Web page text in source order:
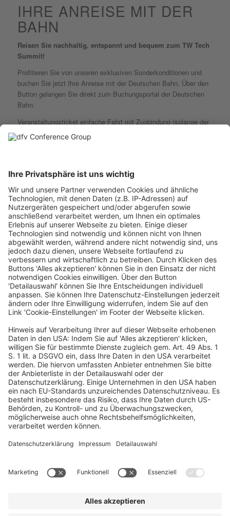
IHRE ANREISE MIT DER
BAHN
Reisen Sie nachhaltig, entspannt und bequem zum TW Tech
Summit!
Profitieren Sie von unseren exklusiven Sonderkonditionen und
buchen Sie jetzt Ihre Anreise mit der Deutschen Bahn. Über den
Button gelangen Sie direkt zum Buchungsportal der Deutschen
Bahn.
Veranstaltungsticket einfache Fahrt mit Zugbindung (solange der
Vorrat reicht):
Veranstaltungsticket einfache Fahrt vollflexibel (immer verfügbar):
• 1. Klasse 119,00 € (inkl. Sitzplatzreservierung)
• 2. Klasse 82,00 €
Buchen Sie jetzt online, sehen Sie alle Bahn-Angebote auf Ihrer
Wunschstrecke und sichern Sie sich das garantiert günstigste
Ticket.
Wichtige Information: Bitte beachten Sie, dass das Ticket keine
rechnungsrelevanten Daten mehr enthält. Falls Sie
eine Rechnung benötigen, geben Sie im Buchungsvorgang unter
persönliche Daten bitte die gewünschte Rechnungsadresse an.
Bei technischen Fragen wenden Sie sich bitte an die Service-
Nummer +49 (0) 30 58 60 20 901.
Planen Sie jetzt Ihre Reise
Ein Business-Event von: